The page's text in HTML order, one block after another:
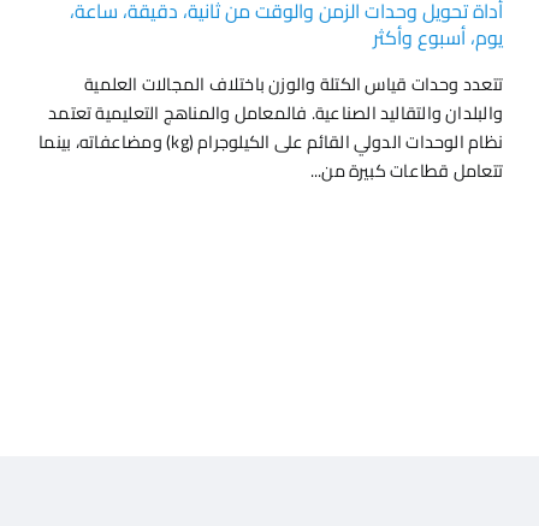
أداة تحويل وحدات الزمن والوقت من ثانية، دقيقة، ساعة،
يوم، أسبوع وأكثر
تتعدد وحدات قياس الكتلة والوزن باختلاف المجالات العلمية
والبلدان والتقاليد الصناعية. فالمعامل والمناهج التعليمية تعتمد
نظام الوحدات الدولي القائم على الكيلوجرام (kg) ومضاعفاته، بينما
تتعامل قطاعات كبيرة من...